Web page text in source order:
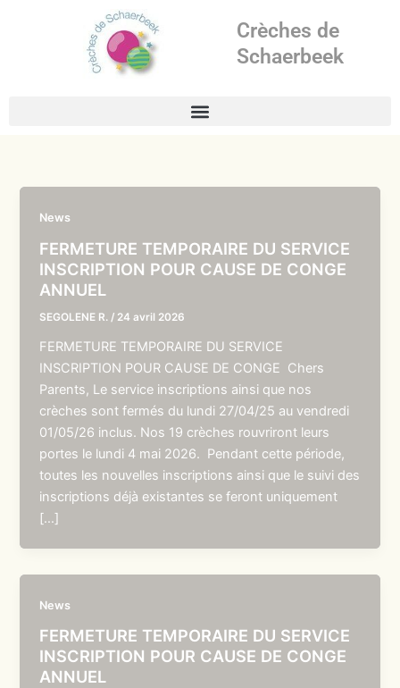
Crèches de
Schaerbeek
News
FERMETURE TEMPORAIRE DU SERVICE
INSCRIPTION POUR CAUSE DE CONGE
ANNUEL
SEGOLENE R. / 24 avril 2026
FERMETURE TEMPORAIRE DU SERVICE
INSCRIPTION POUR CAUSE DE CONGE Chers
Parents, Le service inscriptions ainsi que nos
crèches sont fermés du lundi 27/04/25 au vendredi
01/05/26 inclus. Nos 19 crèches rouvriront leurs
portes le lundi 4 mai 2026. Pendant cette période,
toutes les nouvelles inscriptions ainsi que le suivi des
inscriptions déjà existantes se feront uniquement
[…]
News
FERMETURE TEMPORAIRE DU SERVICE
INSCRIPTION POUR CAUSE DE CONGE
ANNUEL